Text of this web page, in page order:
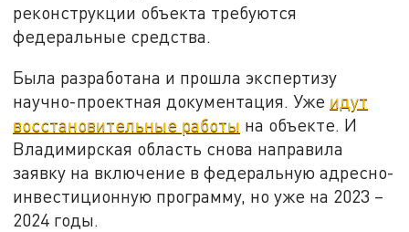
реконструкции объекта требуются
федеральные средства.
Была разработана и прошла экспертизу
научно-проектная документация. Уже идут
восстановительные работы на объекте. И
Владимирская область снова направила
заявку на включение в федеральную адресно-
инвестиционную программу, но уже на 2023 –
2024 годы.